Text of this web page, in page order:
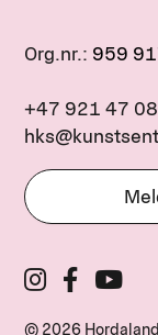
Org.nr.: 959
+47 921 47
© 2026